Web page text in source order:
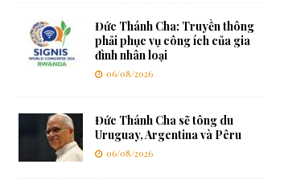
Đức Thánh Cha: Truyền thông
phải phục vụ công ích của gia
đình nhân loại
06/08/2026
Đức Thánh Cha sẽ tông du
Uruguay, Argentina và Pêru
06/08/2026